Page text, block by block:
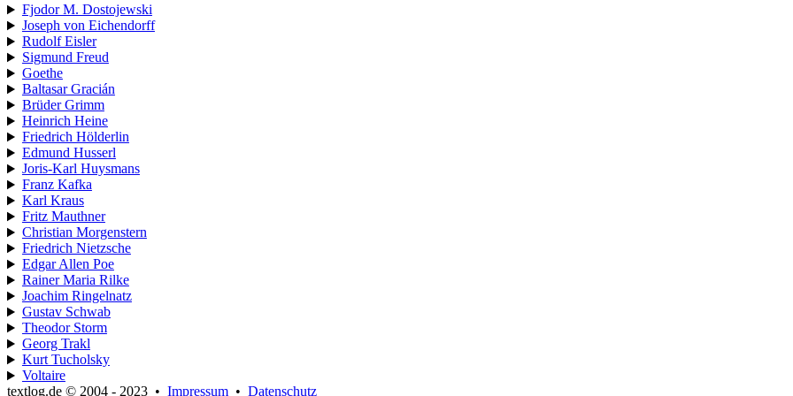
Fjodor M. Dostojewski
Joseph von Eichendorff
Rudolf Eisler
Sigmund Freud
Goethe
Baltasar Gracián
Brüder Grimm
Heinrich Heine
Friedrich Hölderlin
Edmund Husserl
Joris-Karl Huysmans
Franz Kafka
Karl Kraus
Fritz Mauthner
Christian Morgenstern
Friedrich Nietzsche
Edgar Allen Poe
Rainer Maria Rilke
Joachim Ringelnatz
Gustav Schwab
Theodor Storm
Georg Trakl
Kurt Tucholsky
Voltaire
textlog.de © 2004 - 2023 • Impressum • Datenschutz